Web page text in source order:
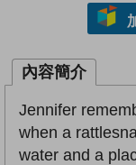
內容簡介
Jennifer
when a
water and a